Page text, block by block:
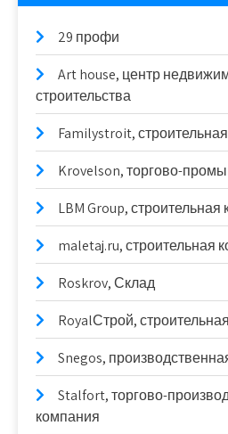
29 профи
Art house, центр
строительства
Familystroit,
Krovelson, торгово-
LBM Group,
maletaj.ru, строительная
Roskrov, Склад
RoyalСтрой,
Snegos,
Stalfort, торгово-
компания